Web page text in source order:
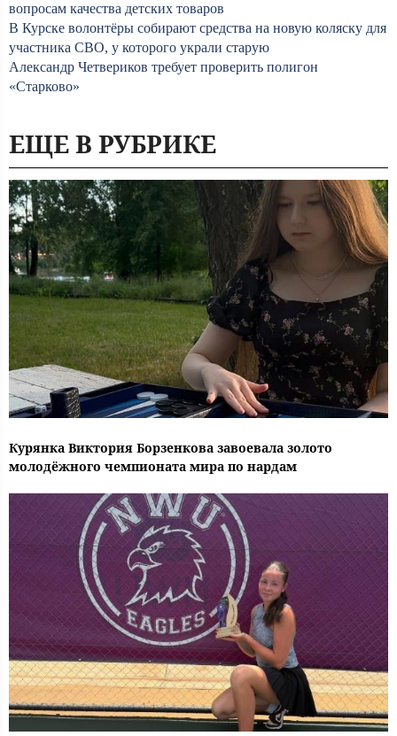
вопросам качества детских товаров
В Курске волонтёры собирают средства на новую коляску для
участника СВО, у которого украли старую
Александр Четвериков требует проверить полигон
«Старково»
ЕЩЕ В РУБРИКЕ
Курянка Виктория Борзенкова завоевала золото
молодёжного чемпионата мира по нардам